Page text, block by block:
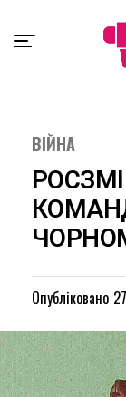
ВІЙНА
Опубліковано